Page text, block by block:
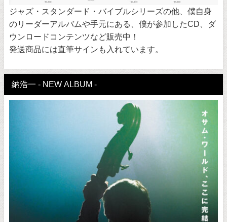
ジャズ・スタンダード・バイブルシリーズの他、僕自身
のリーダーアルバムや手元にある、僕が参加したCD、ダ
ウンロードコンテンツなど販売中！
発送商品には直筆サインも入れています。
納浩一 - NEW ALBUM -